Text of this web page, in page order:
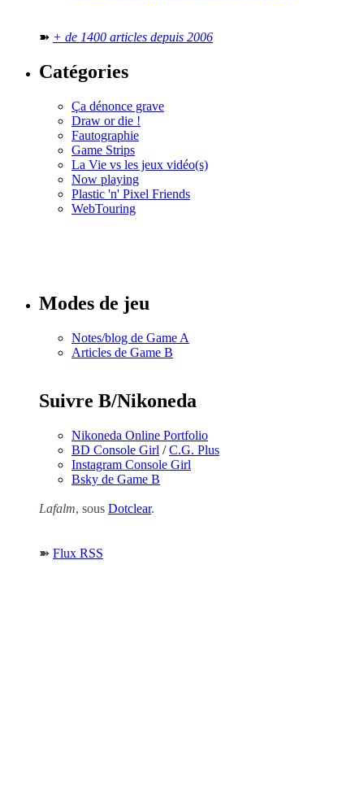
➽ + de 1400 articles depuis 2006
Catégories
Ça dénonce grave
Draw or die !
Fautographie
Game Strips
La Vie vs les jeux vidéo(s)
Now playing
Plastic 'n' Pixel Friends
WebTouring
Modes de jeu
Notes/blog de Game A
Articles de Game B
Suivre B/Nikoneda
Nikoneda Online Portfolio
BD Console Girl /C.G. Plus
Instagram Console Girl
Bsky de Game B
Lafalm, sous Dotclear.
➽ Flux RSS